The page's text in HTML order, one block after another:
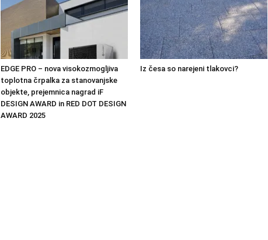
EDGE PRO – nova visokozmogljiva
toplotna črpalka za stanovanjske
objekte, prejemnica nagrad iF
DESIGN AWARD in RED DOT DESIGN
AWARD 2025
Iz česa so narejeni tlakovci?